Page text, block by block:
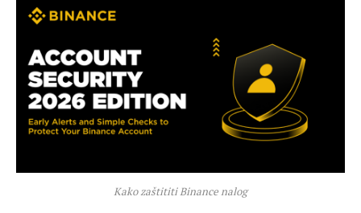
Kako zaštititi Binance nalog